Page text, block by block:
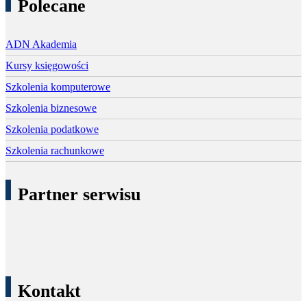
Polecane
ADN Akademia
Kursy księgowości
Szkolenia komputerowe
Szkolenia biznesowe
Szkolenia podatkowe
Szkolenia rachunkowe
Partner serwisu
Kontakt